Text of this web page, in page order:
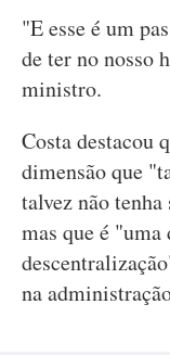
"E esse é um
de ter no nosso
ministro.
Costa destacou
dimensão que
talvez não
mas que é
na